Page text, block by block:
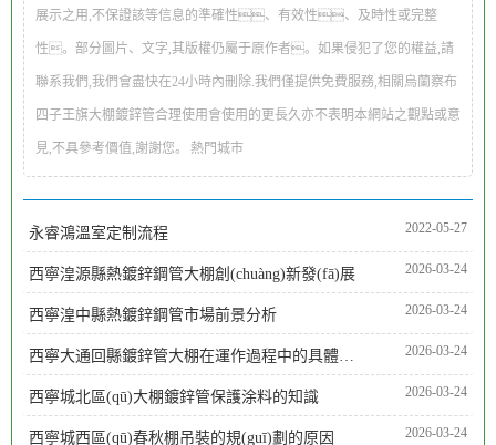
（1）圓管：用于大棚的支撐，搭建等。 （2）方管與
矩形管：常用于大棚的框架，橫梁等。 （3）異形管：根據
實際需求定制的特型管道，如三角形，橢圓形等。
展示之用,不保證該等信息的準確性、有效性、及時性或完整
性。部分圖片、文字,其版權仍屬于原作者。如果侵犯了您的權益,請
聯系我們,我們會盡快在24小時內刪除.我們僅提供免費服務,相關烏蘭察布
四子王旗大棚鍍鋅管合理使用會使用的更長久亦不表明本網站之觀點或意
見,不具參考價值,謝謝您。 熱門城市
永睿鴻溫室定制流程 2022-05-27
西寧湟源縣熱鍍鋅鋼管大棚創(chuàng)新發(fā)展 2026-03-24
西寧湟中縣熱鍍鋅鋼管市場前景分析 2026-03-24
2026-03-24
西寧城北區(qū)大棚鍍鋅管保護涂料的知識 2026-03-24
西寧城西區(qū)春秋棚吊裝的規(guī)劃的原因 2026-03-24